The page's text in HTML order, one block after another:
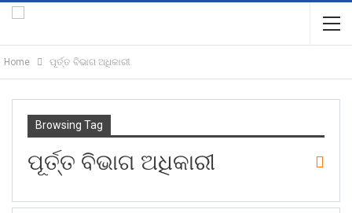
Home ପୂର୍ତ୍ତ ବିଭାଗ ଅଧିକାରୀ
Browsing Tag
ପୂର୍ତ୍ତ ବିଭାଗ ଅଧିକାରୀ